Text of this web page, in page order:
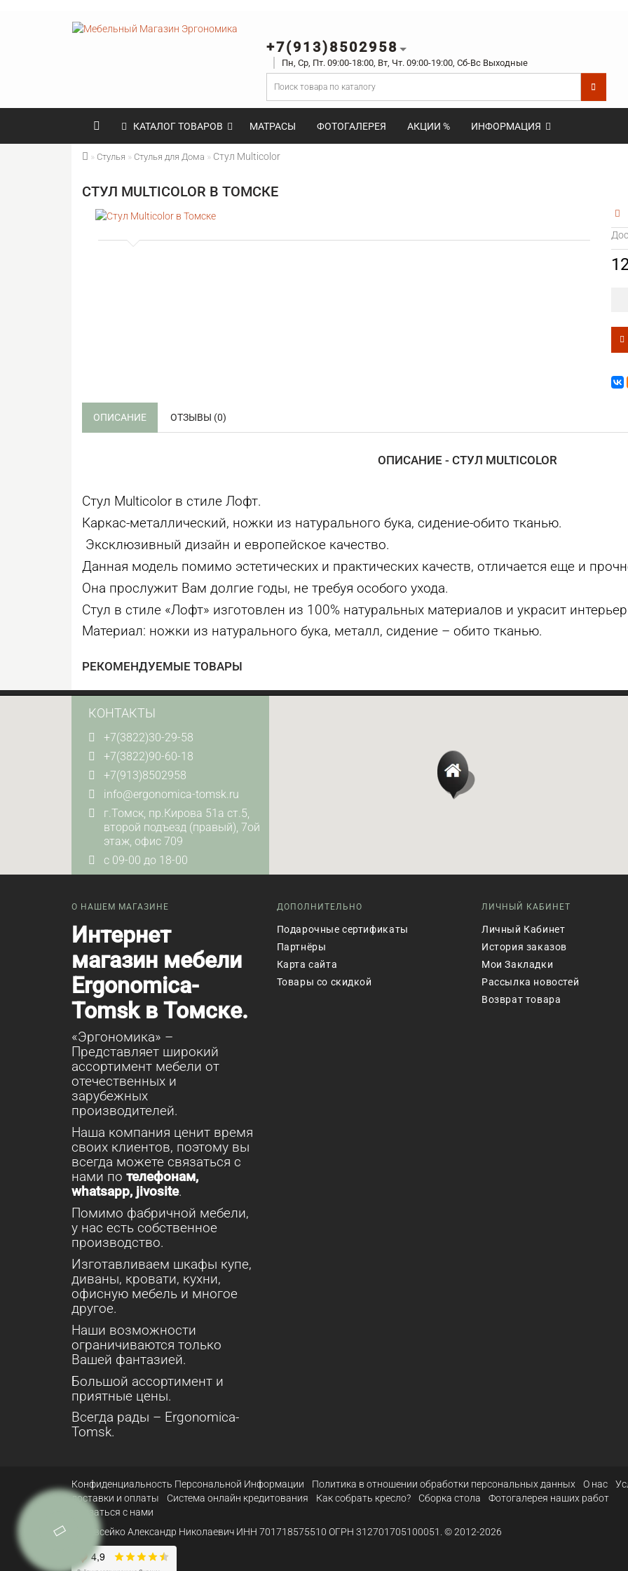
+7(913)8502958
Пн, Ср, Пт. 09:00-18:00, Вт, Чт. 09:00-19:00, Сб-Вс Выходные
КАТАЛОГ ТОВАРОВ МАТРАСЫ ФОТОГАЛЕРЕЯ АКЦИИ % ИНФОРМАЦИЯ
Стулья Стулья для Дома Стул Multicolor
СТУЛ MULTICOLOR В ТОМСКЕ
ОПИСАНИЕ ОТЗЫВЫ (0)
ОПИСАНИЕ - СТУЛ MULTICOLOR
Стул Multicolorв стиле Лофт.
Каркас-металлический, ножки из натурального бука, сидение-обито тканью.
Эксклюзивный дизайн и европейское качество.
Данная модель помимо эстетических и практических качеств, отличается еще и
Она прослужит Вам долгие годы, не требуя особого ухода.
Стул в стиле «Лофт» изготовлен из 100% натуральных материалов и украсит
Материал: ножки из натурального бука, металл, сидение – обито тканью.
РЕКОМЕНДУЕМЫЕ ТОВАРЫ
КОНТАКТЫ
+7(3822)30-29-58
+7(3822)90-60-18
+7(913)8502958
info@ergonomica-tomsk.ru
г.Томск, пр.Кирова 51а ст.5,
второй подъезд (правый), 7ой
этаж, офис 709
с 09-00 до 18-00
О НАШЕМ МАГАЗИНЕ
Интернет
магазин мебели
Ergonomica-
Tomsk в Томске.
«Эргономика» –
Представляет широкий
ассортимент мебели от
отечественных и
зарубежных
производителей.
Наша компания ценит время
своих клиентов, поэтому вы
всегда можете связаться с
нами по телефонам,
whatsapp, jivosite.
Помимо фабричной мебели,
у нас есть собственное
производство.
Изготавливаем шкафы купе,
диваны, кровати, кухни,
офисную мебель и многое
другое.
Наши возможности
ограничиваются только
Вашей фантазией.
Большой ассортимент и
приятные цены.
Всегда рады – Ergonomica-
Tomsk.
ДОПОЛНИТЕЛЬНО
Подарочные сертификаты
Партнёры
Карта сайта
Товары со скидкой
ЛИЧНЫЙ КАБИНЕТ
Личный Кабинет
История заказов
Мои Закладки
Рассылка новостей
Возврат товара
Конфиденциальность Персональной Информации Политика в отношении обработки персональных данных О нас
доставки и оплаты
Система онлайн кредитования Как собрать кресло? Сборка стола
Фотогалерея наших работ
Связаться с нами
ИП Овсейко Александр Николаевич ИНН 701718575510 ОГРН 312701705100051. © 2012-2026